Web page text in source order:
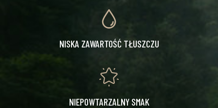
NISKA ZAWARTOŚĆ TŁUSZCZU
NIEPOWTARZALNY SMAK